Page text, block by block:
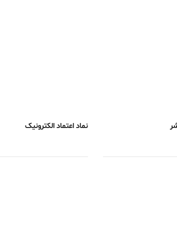
نماد اعتماد الکترونیک